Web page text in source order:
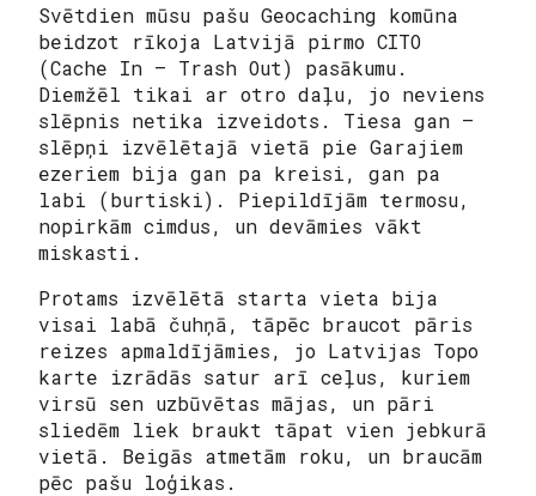
Svētdien mūsu pašu Geocaching komūna
beidzot rīkoja Latvijā pirmo CITO
(Cache In – Trash Out) pasākumu.
Diemžēl tikai ar otro daļu, jo neviens
slēpnis netika izveidots. Tiesa gan –
slēpņi izvēlētajā vietā pie Garajiem
ezeriem bija gan pa kreisi, gan pa
labi (burtiski). Piepildījām termosu,
nopirkām cimdus, un devāmies vākt
miskasti.
Protams izvēlētā starta vieta bija
visai labā čuhņā, tāpēc braucot pāris
reizes apmaldījāmies, jo Latvijas Topo
karte izrādās satur arī ceļus, kuriem
virsū sen uzbūvētas mājas, un pāri
sliedēm liek braukt tāpat vien jebkurā
vietā. Beigās atmetām roku, un braucām
pēc pašu loģikas.